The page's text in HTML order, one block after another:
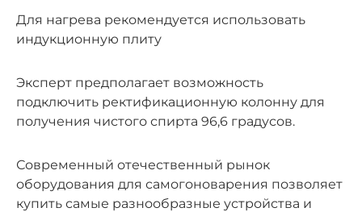
Для нагрева рекомендуется использовать
индукционную плиту
Эксперт предполагает возможность
подключить ректификационную колонну для
получения чистого спирта 96,6 градусов.
Современный отечественный рынок
оборудования для самогоноварения позволяет
купить самые разнообразные устройства и